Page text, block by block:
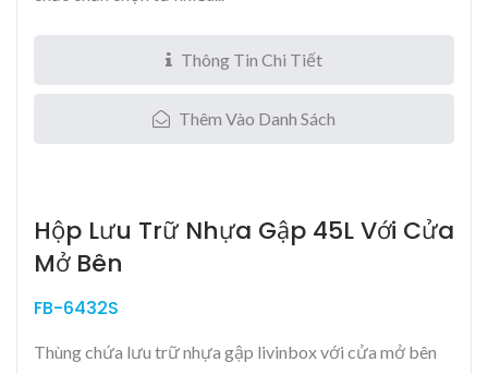
Thông Tin Chi Tiết
Thêm Vào Danh Sách
Hộp Lưu Trữ Nhựa Gập 45L Với Cửa
Mở Bên
FB-6432S
Thùng chứa lưu trữ nhựa gập livinbox với cửa mở bên